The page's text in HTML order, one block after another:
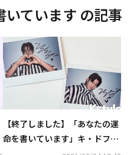
いています の記事
【終了しました】「あなたの運
命を書いています」キ・ドフン